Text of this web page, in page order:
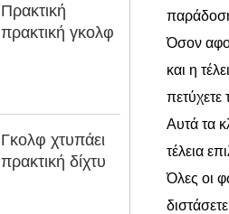
Πρακτική
πρακτική γκολφ
Γκολφ χτυπάει
πρακτική δίχτυ
Όσον
και η
πετύχετε
Αυτά τα
τέλεια
Όλες οι